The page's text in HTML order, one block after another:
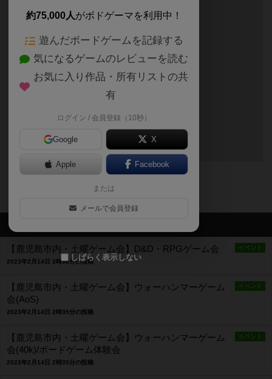
〒890-0073
鹿児島県鹿児島市宇宿1丁目10-2
イベント
【鹿児島市内・土曜ゲーム会】D&D・RPGゲーム会
2023年2月14日 2時36分の投稿
イベント
【鹿児島市内・土曜ゲーム会】ウォーハンマーゲーム
会(AoS)
2023年2月14日 2時35分の投稿
イベント
【鹿児島市内・土曜ゲーム会】ウォーハンマーゲーム
会(40k)/ボードゲーム体験会
2023年2月14日 2時35分の投稿
約75,000人がボドゲーマを利用中！
遊んだボードゲームを記録する
気になるゲームのレビューを読む
お気に入り作品・所有リストの共
有
ログイン / 会員登録（10秒）
Google X
Apple Facebook
または
メールで会員登録
しばらく表示しない